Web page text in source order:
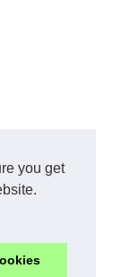
you get